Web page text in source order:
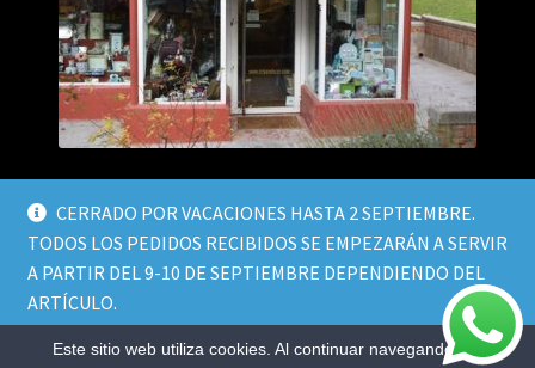
CERRADO POR VACACIONES HASTA 2 SEPTIEMBRE.
TODOS LOS PEDIDOS RECIBIDOS SE EMPEZARÁN A SERVIR
A PARTIR DEL 9-10 DE SEPTIEMBRE DEPENDIENDO DEL
ARTÍCULO.
Descartar
© Crisan Decor 2026
Política de privacidad
Este sitio web utiliza cookies. Al continuar navegando por